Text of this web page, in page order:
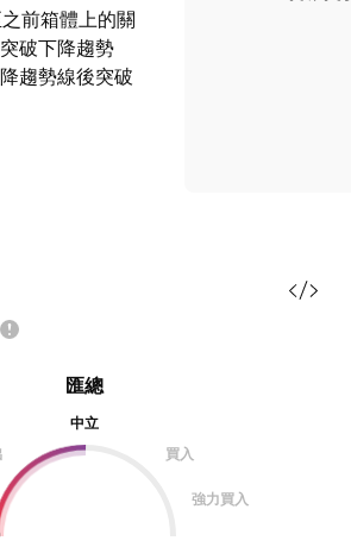
前箱體上的關
破下降趨勢
趨勢線後突破
匯總
中立
買入
強力買入